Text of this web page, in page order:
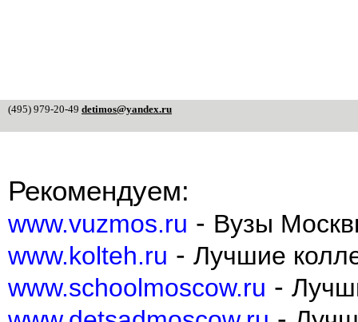
(495) 979-20-49 detimos@yandex.ru
Рекомендуем:
www.vuzmos.ru - Вузы
www.kolteh.ru - Лучшие
www.schoolmoscow.ru -